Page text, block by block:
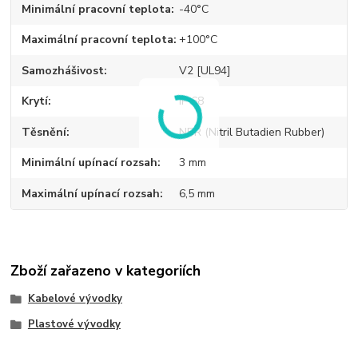
Minimální pracovní teplota -40°C
Maximální pracovní teplota +100°C
Samozhášivost V2 [UL94]
Krytí IP 68
Těsnění NBR (Nitril Butadien Rubber)
Minimální upínací rozsah 3 mm
Maximální upínací rozsah 6,5 mm
Zboží zařazeno v kategoriích
Kabelové vývodky
Plastové vývodky